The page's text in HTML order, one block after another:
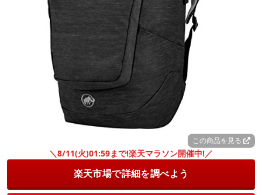
この商品を見る
＼8/11(火)01:59まで!楽天マラソン開催中!／
楽天市場で詳細を調べよう